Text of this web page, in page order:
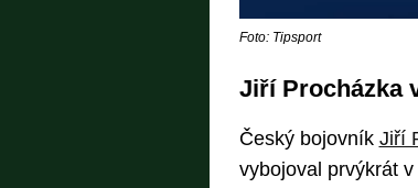
Foto: Tipsport
Jiří Procházka
Český bojovník Jiří
vybojoval prvýkrát